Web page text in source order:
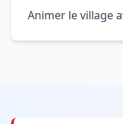
Animer le village